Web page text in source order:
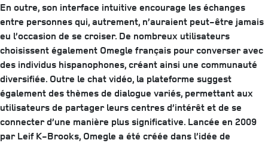
En outre, son interface intuitive encourage les échanges
entre personnes qui, autrement, n’auraient peut-être jamais
eu l’occasion de se croiser. De nombreux utilisateurs
choisissent également Omegle français pour converser avec
des individus hispanophones, créant ainsi une communauté
diversifiée. Outre le chat vidéo, la plateforme suggest
également des thèmes de dialogue variés, permettant aux
utilisateurs de partager leurs centres d’intérêt et de se
connecter d’une manière plus significative. Lancée en 2009
par Leif K-Brooks, Omegle a été créée dans l’idée de